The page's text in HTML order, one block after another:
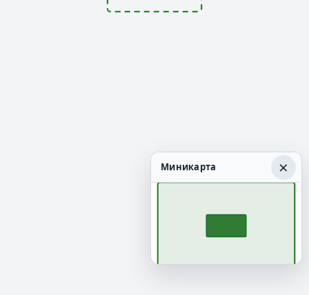
Миникарта ×